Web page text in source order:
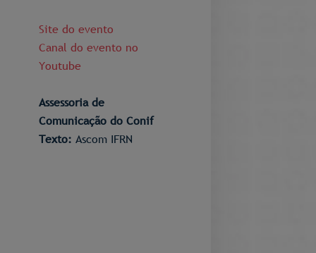
Site do evento
Canal do evento no
Youtube
Assessoria de
Comunicação do Conif
Texto: Ascom IFRN